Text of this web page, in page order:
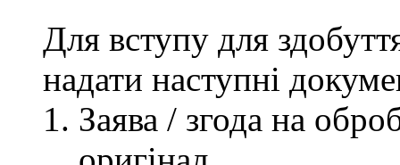
Для вступу для
надати наступні
Заява / згода на